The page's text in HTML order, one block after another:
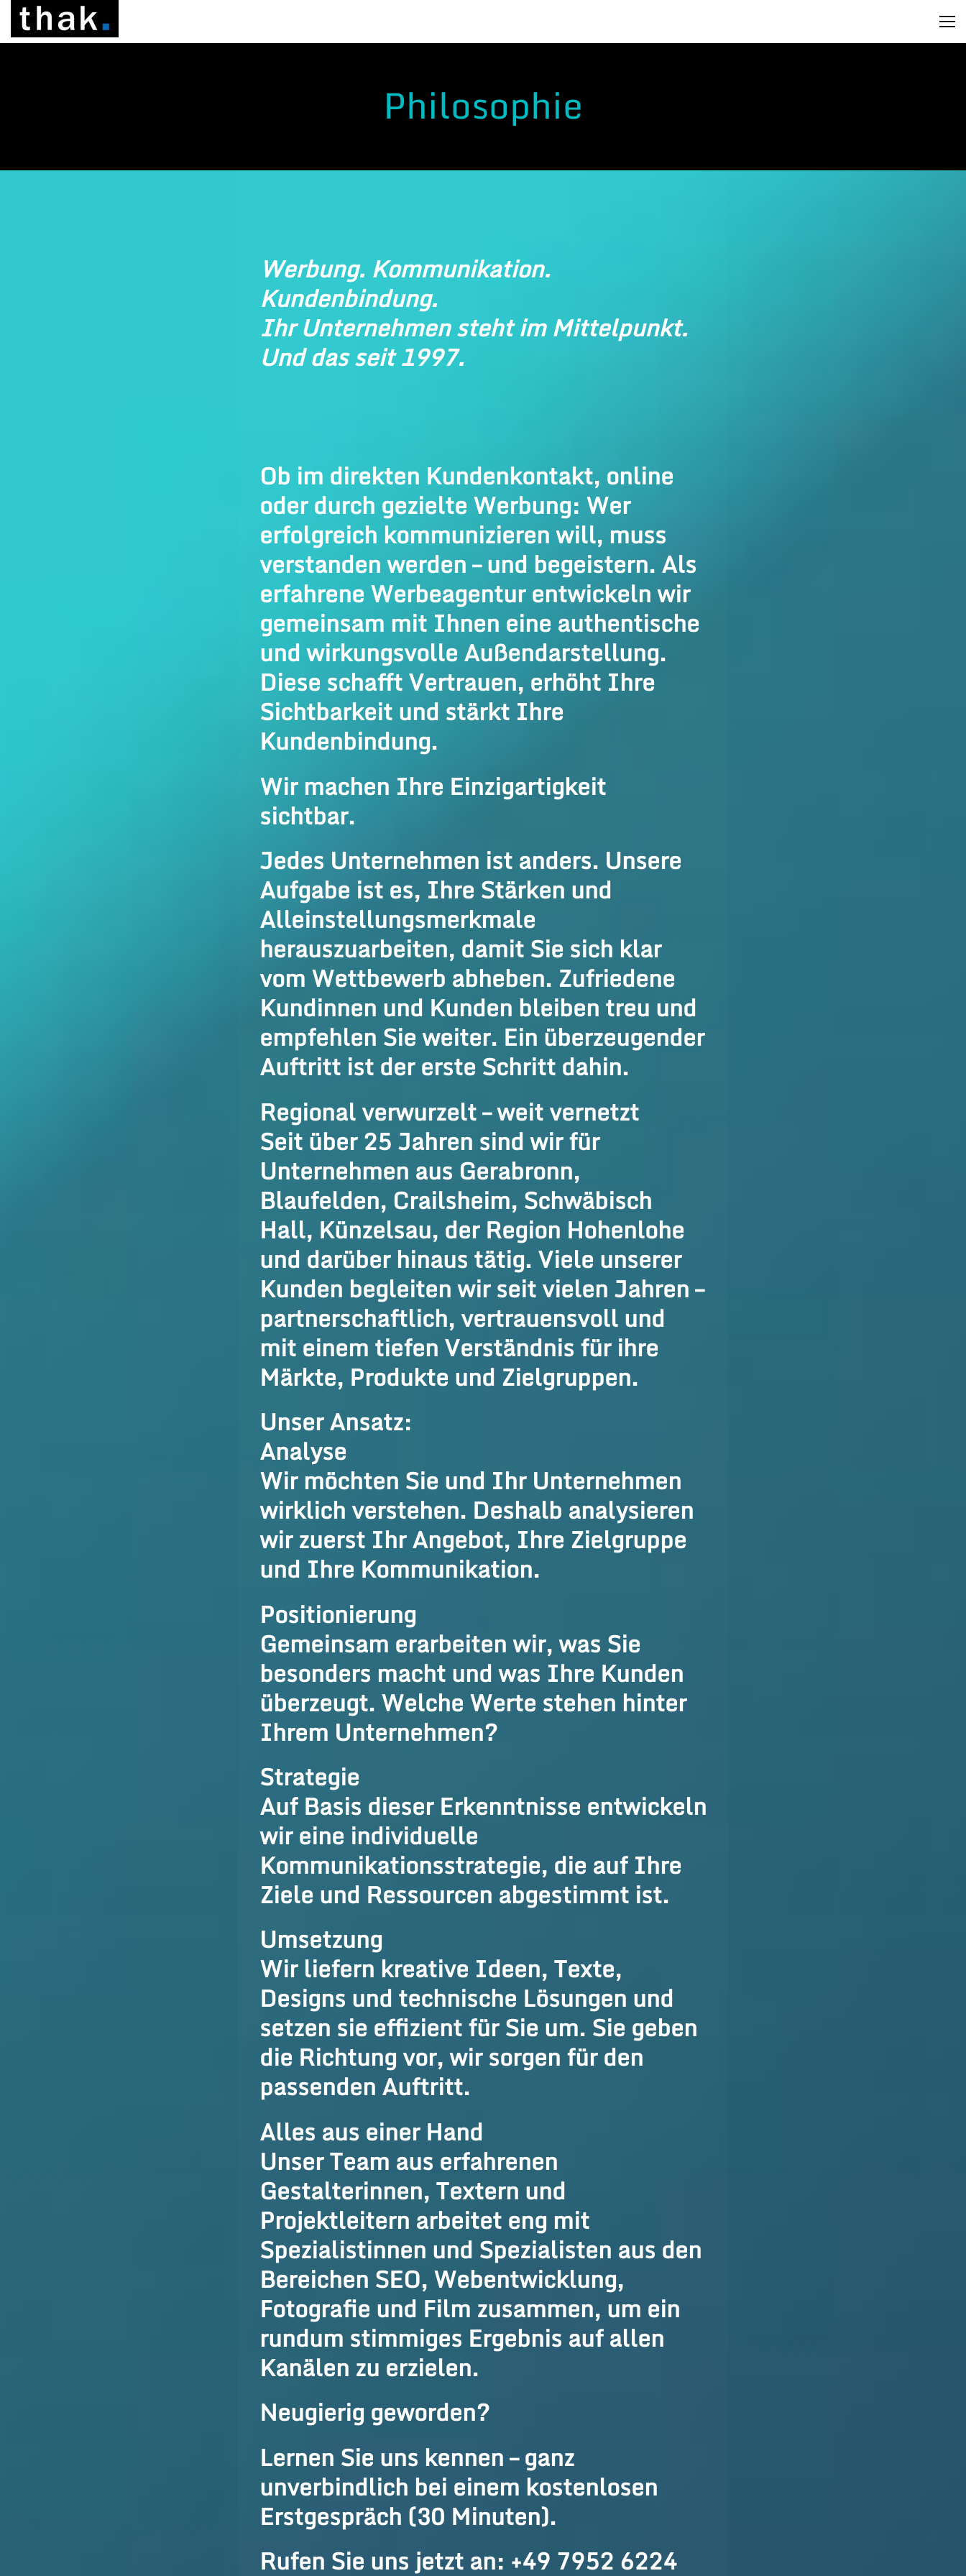
Philosophie
Werbung. Kommunikation.
Kundenbindung.
Ihr Unternehmen steht im Mittelpunkt.
Und das seit 1997.
Ob im direkten Kundenkontakt, online
oder durch gezielte Werbung: Wer
erfolgreich kommunizieren will, muss
verstanden werden – und begeistern. Als
erfahrene Werbeagentur entwickeln wir
gemeinsam mit Ihnen eine authentische
und wirkungsvolle Außendarstellung.
Diese schafft Vertrauen, erhöht Ihre
Sichtbarkeit und stärkt Ihre
Kundenbindung.
Wir machen Ihre Einzigartigkeit
sichtbar.
Jedes Unternehmen ist anders. Unsere
Aufgabe ist es, Ihre Stärken und
Alleinstellungsmerkmale
herauszuarbeiten, damit Sie sich klar
vom Wettbewerb abheben. Zufriedene
Kundinnen und Kunden bleiben treu und
empfehlen Sie weiter. Ein überzeugender
Auftritt ist der erste Schritt dahin.
Regional verwurzelt – weit vernetzt
Seit über 25 Jahren sind wir für
Unternehmen aus Gerabronn,
Blaufelden, Crailsheim, Schwäbisch
Hall, Künzelsau, der Region Hohenlohe
und darüber hinaus tätig. Viele unserer
Kunden begleiten wir seit vielen Jahren –
partnerschaftlich, vertrauensvoll und
mit einem tiefen Verständnis für ihre
Märkte, Produkte und Zielgruppen.
Unser Ansatz:
Analyse
Wir möchten Sie und Ihr Unternehmen
wirklich verstehen. Deshalb analysieren
wir zuerst Ihr Angebot, Ihre Zielgruppe
und Ihre Kommunikation.
Positionierung
Gemeinsam erarbeiten wir, was Sie
besonders macht und was Ihre Kunden
überzeugt. Welche Werte stehen hinter
Ihrem Unternehmen?
Strategie
Auf Basis dieser Erkenntnisse entwickeln
wir eine individuelle
Kommunikationsstrategie, die auf Ihre
Ziele und Ressourcen abgestimmt ist.
Umsetzung
Wir liefern kreative Ideen, Texte,
Designs und technische Lösungen und
setzen sie effizient für Sie um. Sie geben
die Richtung vor, wir sorgen für den
passenden Auftritt.
Alles aus einer Hand
Unser Team aus erfahrenen
Gestalterinnen, Textern und
Projektleitern arbeitet eng mit
Spezialistinnen und Spezialisten aus den
Bereichen SEO, Webentwicklung,
Fotografie und Film zusammen, um ein
rundum stimmiges Ergebnis auf allen
Kanälen zu erzielen.
Neugierig geworden?
Lernen Sie uns kennen – ganz
unverbindlich bei einem kostenlosen
Erstgespräch (30 Minuten).
Rufen Sie uns jetzt an: +49 7952 6224